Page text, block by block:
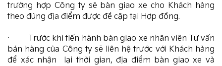
trường hợp Công ty sẽ bàn giao xe cho Khách hàng
theo đúng địa điểm được đề cập tại Hợp đồng.
· Trước khi tiến hành bàn giao xe nhân viên Tư vấn
bán hàng của Công ty sẽ liên hệ trước với Khách hàng
để xác nhận lại thời gian, địa điểm bàn giao xe và